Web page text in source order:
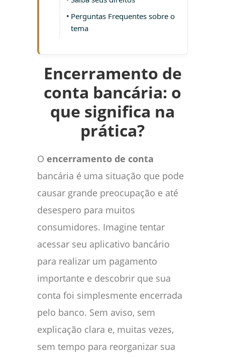
Perguntas Frequentes sobre o
tema
Encerramento de
conta bancária: o
que significa na
prática?
O encerramento de conta
bancária é uma situação que pode
causar grande preocupação e até
desespero para muitos
consumidores. Imagine tentar
acessar seu aplicativo bancário
para realizar um pagamento
importante e descobrir que sua
conta foi simplesmente encerrada
pelo banco. Sem aviso, sem
explicação clara e, muitas vezes,
sem tempo para reorganizar sua